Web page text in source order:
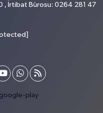
, İrtibat Bürosu: 0264 281 47